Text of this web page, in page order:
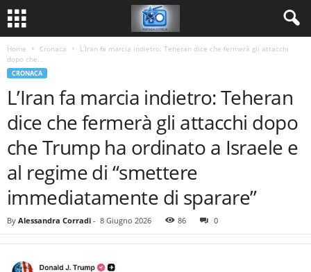
Home Cronaca
L’Iran fa marcia indietro: Teheran dice che fermerà gli attacchi
dopo che...
CRONACA
L’Iran fa marcia indietro: Teheran
dice che fermerà gli attacchi dopo
che Trump ha ordinato a Israele e
al regime di “smettere
immediatamente di sparare”
By Alessandra Corradi - 8 Giugno 2026 86 0